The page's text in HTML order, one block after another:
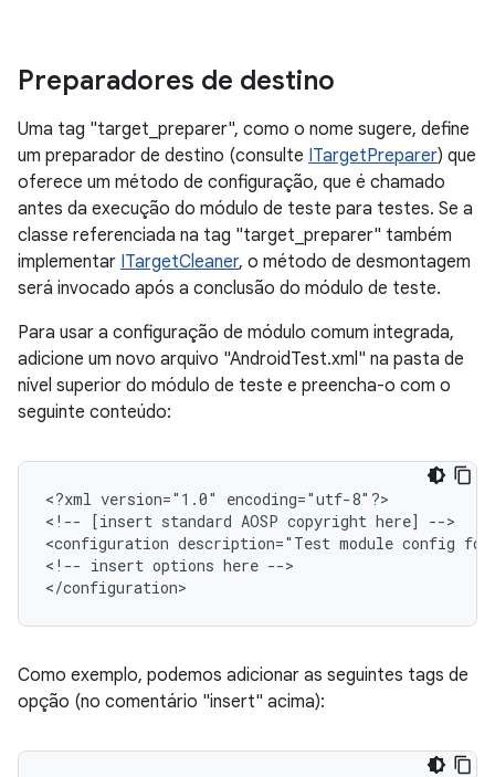
Preparadores de destino
Uma tag "target_preparer", como o nome sugere, define
um preparador de destino (consulte ITargetPreparer) que
oferece um método de configuração, que é chamado
antes da execução do módulo de teste para testes. Se a
classe referenciada na tag "target_preparer" também
implementar ITargetCleaner, o método de desmontagem
será invocado após a conclusão do módulo de teste.
Para usar a configuração de módulo comum integrada,
adicione um novo arquivo "AndroidTest.xml" na pasta de
nível superior do módulo de teste e preencha-o com o
seguinte conteúdo:
<?xml version="1.0"
encoding="utf-8"?>
<!--
[insert standard AOSP copyright here]
-->
<configuration description="Test module config for
<!-- insert options here -->
Como exemplo, podemos adicionar as seguintes tags de
opção (no comentário "insert" acima):